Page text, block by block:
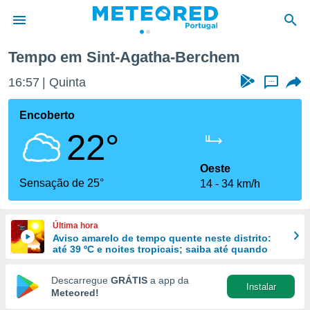
da
foi
fornecidas
a este
das
e
forma
digital
Tempo em Sint-Agatha-Berchem
16:57 Quinta ...
Encoberto
22°
Sensação de 25°
Oeste
14
34 km/h
Última hora
Aviso amarelo de tempo quente neste distrito:
até 39 ºC e noites tropicais; saiba até quando
Descarregue GRÁTIS a app da
Meteored!
Instalar